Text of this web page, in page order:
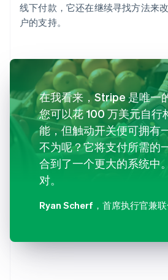
线下付款，它还在继续寻找方法来
户的支持。
在我看来，Stripe 是唯一
您可以花 100 万美元自行
能，但触动开关便可拥有
不为呢？它将支付所需的
合到了一个更大的系统中
对。
Ryan Scherf ，首席执行官兼